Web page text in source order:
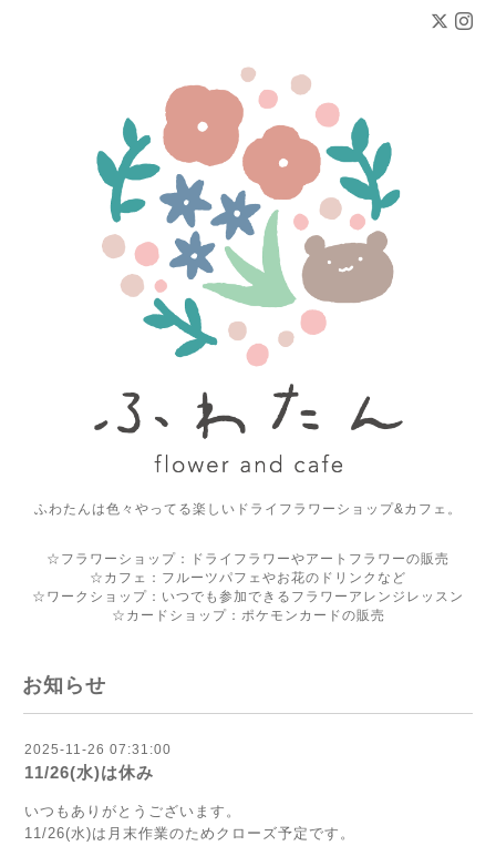
ふわたんは色々やってる楽しいドライフラワーショップ&カフェ。
☆フラワーショップ：ドライフラワーやアートフラワーの販売
☆カフェ：フルーツパフェやお花のドリンクなど
☆ワークショップ：いつでも参加できるフラワーアレンジレッスン
☆カードショップ：ポケモンカードの販売
お知らせ
2025-11-26 07:31:00
11/26(水)は休み
いつもありがとうございます。
11/26(水)は月末作業のためクローズ予定です。